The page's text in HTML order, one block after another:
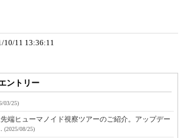
10/11 13:36:11
ントリー
03/25)
端ヒューマノイド視察ツアーのご紹介。アップデー
(2025/08/25)